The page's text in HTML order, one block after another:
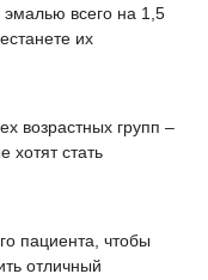
эмалью всего на 1,5
их
возрастных групп –
хотят стать
пациента, чтобы
отличный